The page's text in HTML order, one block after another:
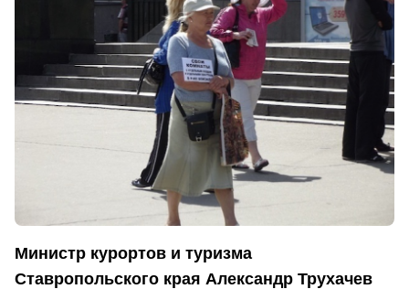
Министр курортов и туризма
Ставропольского края Александр Трухачев